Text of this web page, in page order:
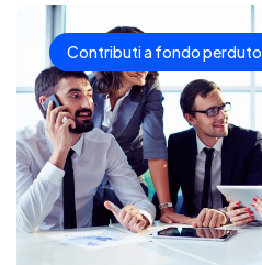
Contributi a fondo perduto